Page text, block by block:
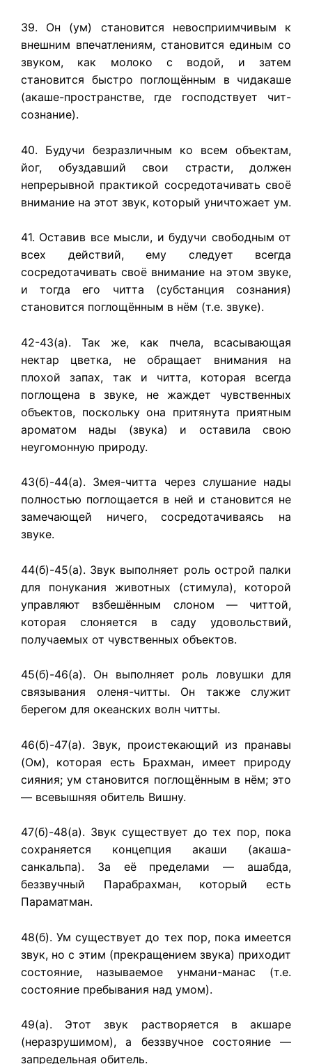
39. Он (ум) становится невосприимчивым к
внешним впечатлениям, становится единым со
звуком, как молоко с водой, и затем
становится быстро поглощённым в чидакаше
(акаше-пространстве, где господствует чит-
сознание).
40. Будучи безразличным ко всем объектам,
йог, обуздавший свои страсти, должен
непрерывной практикой сосредотачивать своё
внимание на этот звук, который уничтожает ум.
41. Оставив все мысли, и будучи свободным от
всех действий, ему следует всегда
сосредотачивать своё внимание на этом звуке,
и тогда его читта (субстанция сознания)
становится поглощённым в нём (т.е. звуке).
42-43(а). Так же, как пчела, всасывающая
нектар цветка, не обращает внимания на
плохой запах, так и читта, которая всегда
поглощена в звуке, не жаждет чувственных
объектов, поскольку она притянута приятным
ароматом нады (звука) и оставила свою
неугомонную природу.
43(б)-44(а). Змея-читта через слушание нады
полностью поглощается в ней и становится не
замечающей ничего, сосредотачиваясь на
звуке.
44(б)-45(а). Звук выполняет роль острой палки
для понукания животных (стимула), которой
управляют взбешённым слоном — читтой,
которая слоняется в саду удовольствий,
получаемых от чувственных объектов.
45(б)-46(а). Он выполняет роль ловушки для
связывания оленя-читты. Он также служит
берегом для океанских волн читты.
46(б)-47(а). Звук, проистекающий из пранавы
(Ом), которая есть Брахман, имеет природу
сияния; ум становится поглощённым в нём; это
— всевышняя обитель Вишну.
47(б)-48(а). Звук существует до тех пор, пока
сохраняется концепция акаши (акаша-
санкальпа). За её пределами — ашабда,
беззвучный Парабрахман, который есть
Параматман.
48(б). Ум существует до тех пор, пока имеется
звук, но с этим (прекращением звука) приходит
состояние, называемое унмани-манас (т.е.
состояние пребывания над умом).
49(а). Этот звук растворяется в акшаре
(неразрушимом), а беззвучное состояние —
запредельная обитель.